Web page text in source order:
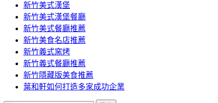
新竹美式漢堡
新竹美式漢堡餐廳
新竹美式餐廳推薦
新竹美食名店推薦
新竹義式窯烤
新竹義式餐廳推薦
新竹隱藏版美食推薦
葉和軒如何打造多家成功企業